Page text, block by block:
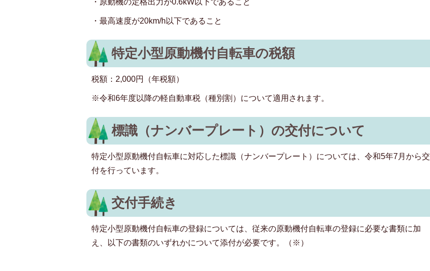
・原動機の定格出力が0.6kW以下であること
・最高速度が20km/h以下であること
特定小型原動機付自転車の税額
税額：2,000円（年税額）
※令和6年度以降の軽自動車税（種別割）について適用されます。
標識（ナンバープレート）の交付について
特定小型原動機付自転車に対応した標識（ナンバープレート）については、令和5年7月から交
付を行っています。
交付手続き
特定小型原動機付自転車の登録については、従来の原動機付自転車の登録に必要な書類に加
え、以下の書類のいずれかについて添付が必要です。（※）